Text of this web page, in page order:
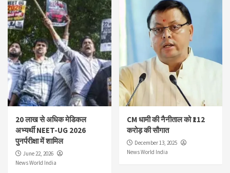
20 लाख से अधिक मेडिकल
अभ्यर्थी NEET-UG 2026
पुनर्परीक्षा में शामिल
June 22, 2026
News World India
CM धामी की नैनीताल को ₹112
करोड़ की सौगात
December 13, 2025
News World India